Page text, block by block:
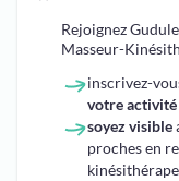
Rejoignez
Masseur-
inscrivez-
votre
soyez visible
proches en